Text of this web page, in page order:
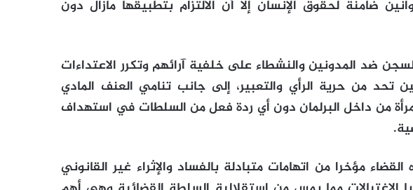
وإصدار عدة قوانين ضامنة لحقوق الإنسان إلا أن الالتزام بتطبيقها مازال دون
ضد المدونين والنشطاء على خلفية آرائهم وتكرر الاعتداءات
تحد من حرية الرأي والتعبير، إلى جانب تنامي العنف المادي
من داخل البرلمان دون أي ردة فعل من السلطات في استهداف
مؤخرا من اتهامات متبادلة بالفساد والإثراء غير القانوني